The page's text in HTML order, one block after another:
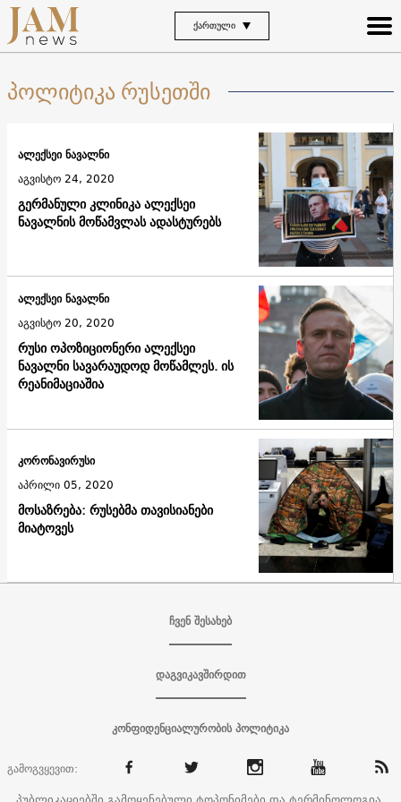
ᲥᲐᲠᲗᲣᲚᲘ
პოლიტიკა რუსეთში
გერმანული კლინიკა ალექსეი
ნავალნის მოწამვლას ადასტურებს
ალექსეი ნავალნი
აგვისტო 24, 2020
რუსი ოპოზიციონერი ალექსეი
ნავალნი სავარაუდოდ მოწამლეს. ის
რეანიმაციაშია
ალექსეი ნავალნი
აგვისტო 20, 2020
მოსაზრება: რუსებმა თავისიანები
მიატოვეს
კორონავირუსი
აპრილი 05, 2020
ჩვენ შესახებ
დაგვიკავშირდით
კონფიდენციალურობის პოლიტიკა
გამოგვყევით: